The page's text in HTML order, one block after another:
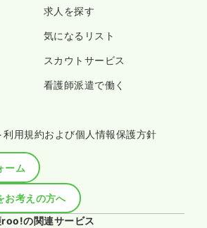
求人を探す
気になるリスト
スカウトサービス
看護師派遣で働く
用規約および個人情報保護方針
ーム
お考えの方へ
roo!の関連サービス